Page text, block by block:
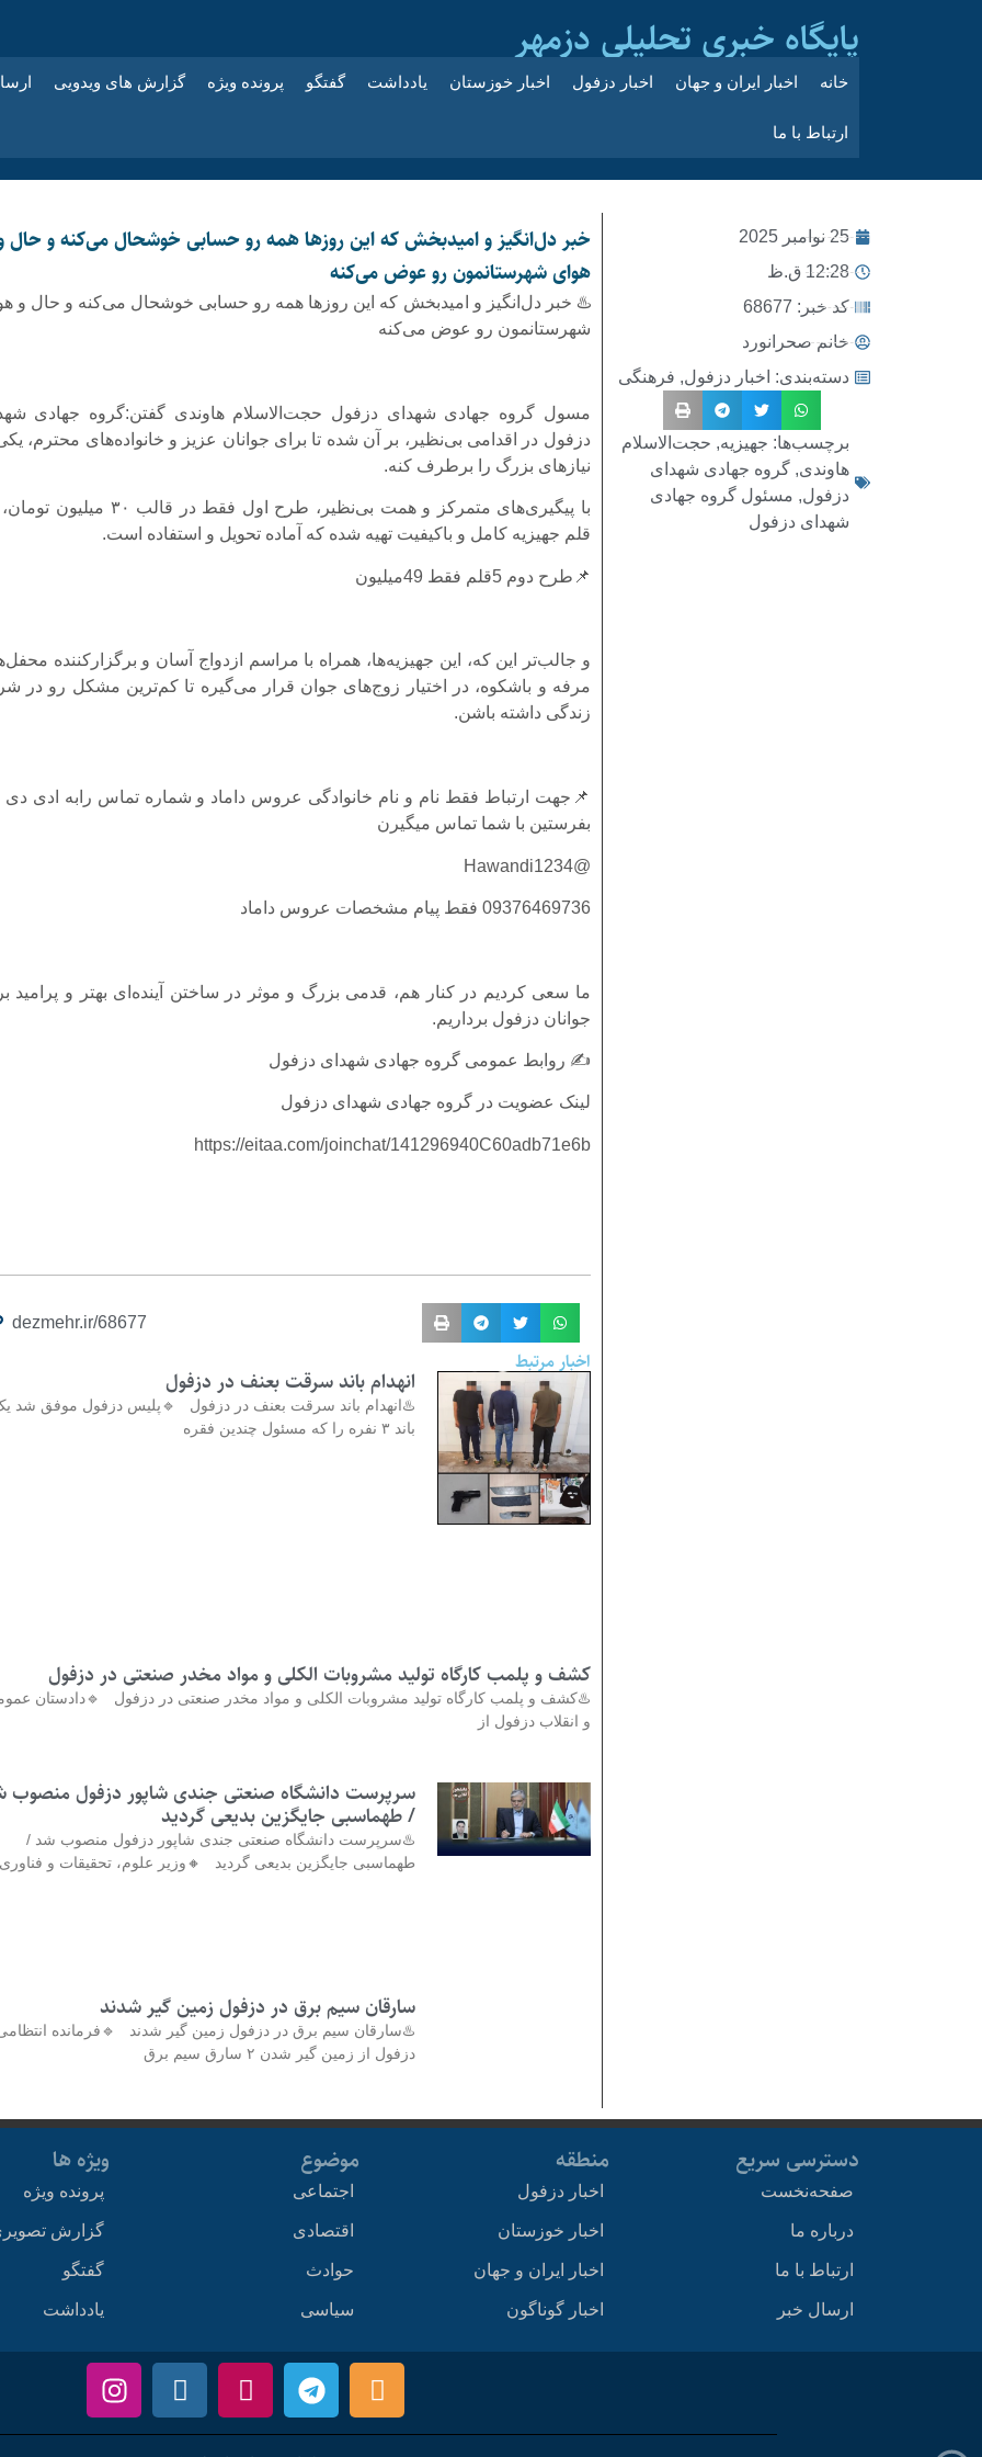
پایگاه خبری تحلیلی دزمهر
خانه اخبار ایران و جهان اخبار دزفول اخبار خوزستان یادداشت گفتگو پرونده ویژه گزارش های ویدویی
ارتباط با ما
25 نوامبر 2025
12:28 ق.ظ
کد خبر: 68677
خانم صحرانورد
دسته‌بندی: اخبار دزفول, فرهنگی
برچسب‌ها: جهیزیه, حجت‌الاسلام
هاوندی, گروه جهادی شهدای
دزفول, مسئول گروه جهادی
شهدای دزفول
خبر دل‌انگیز و امیدبخش که این روزها همه رو حسابی خوشحال می‌کنه و حال
هوای شهرستانمون رو عوض می‌کنه ‌
♨️ خبر دل‌انگیز و امیدبخش که این روزها همه رو حسابی خوشحال می‌کنه و حال و
شهرستانمون رو عوض می‌کنه
مسول گروه جهادی شهدای دزفول حجت‌الاسلام هاوندی گفتن:گروه جهادی
دزفول در اقدامی بی‌نظیر، بر آن شده تا برای جوانان عزیز و خانواده‌های محترم،
نیازهای بزرگ را برطرف کنه.
قلم جهیزیه کامل و باکیفیت تهیه شده که آماده تحویل و استفاده است.
📌طرح دوم 5قلم فقط 49میلیون
و جالب‌تر این که، این جهیزیه‌ها، همراه با مراسم ازدواج آسان و برگزارکننده
مرفه و باشکوه، در اختیار زوج‌های جوان قرار می‌گیره تا کم‌ترین مشکل رو در
زندگی داشته باشن.
‌📌جهت ارتباط فقط نام و نام خانوادگی عروس داماد و شماره تماس رابه ادی دی
بفرستین با شما تماس میگیرن
@Hawandi1234
09376469736 فقط پیام مشخصات عروس داماد
ما سعی کردیم در کنار هم، قدمی بزرگ و موثر در ساختن آینده‌ای بهتر و پرامید
جوانان دزفول برداریم.
✍ روابط عمومی گروه جهادی شهدای دزفول
لینک عضویت در گروه جهادی شهدای دزفول
https://eitaa.com/joinchat/141296940C60adb71e6b
dezmehr.ir/68677
اخبار مرتبط
انهدام باند سرقت بعنف در دزفول
♨️انهدام باند سرقت بعنف در دزفول 🔹پلیس دزفول موفق شد
باند ۳ نفره را که مسئول چندین فقره
کشف و پلمب کارگاه تولید مشروبات الکلی و مواد مخدر صنعتی در دزفول
♨️کشف و پلمب کارگاه تولید مشروبات الکلی و مواد مخدر صنعتی در دزفول 🔹دادستان
و انقلاب دزفول از
سرپرست دانشگاه صنعتی جندی شاپور دزفول منصوب
/ طهماسبی جایگزین بدیعی گردید
♨️سرپرست دانشگاه صنعتی جندی شاپور دزفول منصوب شد /
طهماسبی جایگزین بدیعی گردید 🔸وزیر علوم، تحقیقات و فناوری
سارقان سیم برق در دزفول زمین گیر شدند
♨️سارقان سیم برق در دزفول زمین گیر شدند 🔹فرمانده
دزفول از زمین گیر شدن ۲ سارق سیم برق
دسترسی سریع
صفحه‌نخست
درباره ما
ارتباط با ما
ارسال خبر
منطقه
اخبار دزفول
اخبار خوزستان
اخبار ایران و جهان
اخبار گوناگون
موضوع
اجتماعی
اقتصادی
حوادث
سیاسی
ویژه ها
پرونده ویژه
گزارش
گفتگو
یادداشت